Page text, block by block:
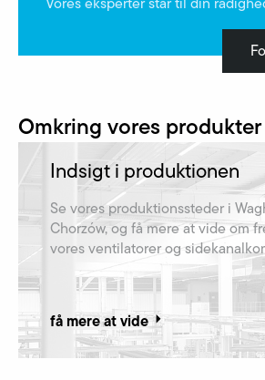
Omkring vores produkter
Indsigt i produktionen
Se vores produktionssteder i
Chorzów, og få mere at vide om
vores ventilatorer og
få mere at vide